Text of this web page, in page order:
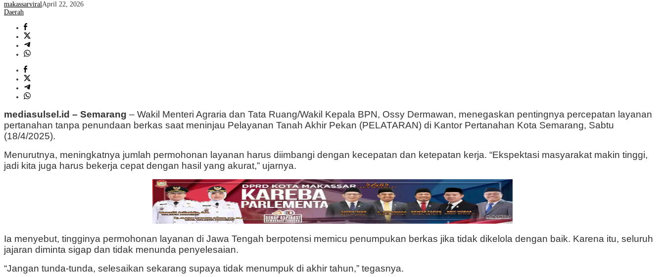
makassarviralApril 22, 2026
Daerah
mediasulsel.id – Semarang – Wakil Menteri Agraria dan Tata Ruang/Wakil Kepala BPN, Ossy Dermawan, menegaskan pentingnya percepatan layanan
pertanahan tanpa penundaan berkas saat meninjau Pelayanan Tanah Akhir Pekan (PELATARAN) di Kantor Pertanahan Kota Semarang, Sabtu
(18/4/2025).
Menurutnya, meningkatnya jumlah permohonan layanan harus diimbangi dengan kecepatan dan ketepatan kerja. “Ekspektasi masyarakat makin tinggi,
jadi kita juga harus bekerja cepat dengan hasil yang akurat,” ujarnya.
Ia menyebut, tingginya permohonan layanan di Jawa Tengah berpotensi memicu penumpukan berkas jika tidak dikelola dengan baik. Karena itu, seluruh
jajaran diminta sigap dan tidak menunda penyelesaian.
“Jangan tunda-tunda, selesaikan sekarang supaya tidak menumpuk di akhir tahun,” tegasnya.